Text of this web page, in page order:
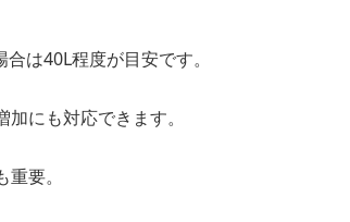
は40L程度が目安です。
にも対応できます。
要。